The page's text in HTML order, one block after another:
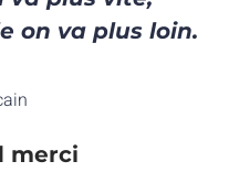
on va plus loin.
merci